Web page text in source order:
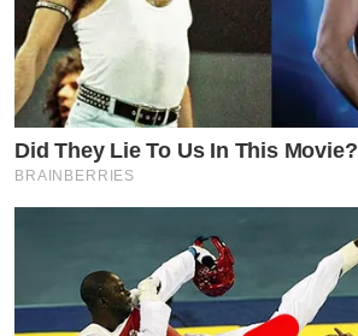
Did They Lie To Us In This Movie?
BRAINBERRIES